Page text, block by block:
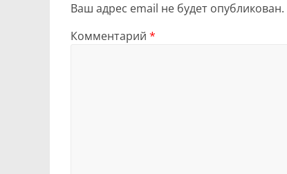
Ваш адрес email не будет опубликован.
Комментарий *